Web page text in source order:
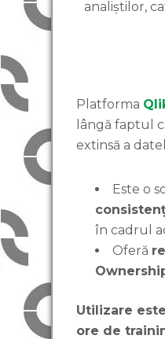
analiștilor,
Platforma
lângă faptul
extinsă a
Este o
în cadrul
Oferă
Utilizare
ore de